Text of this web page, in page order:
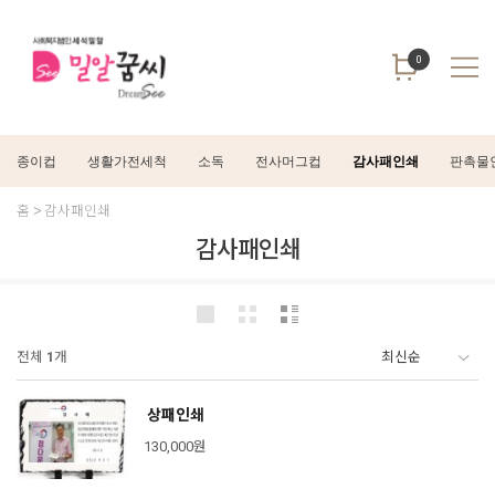
0
종이컵 생활가전세척 소독 전사머그컵 감사패인쇄 판촉물
홈 감사패인쇄
감사패인쇄
전체 1개
상패인쇄
130,000원